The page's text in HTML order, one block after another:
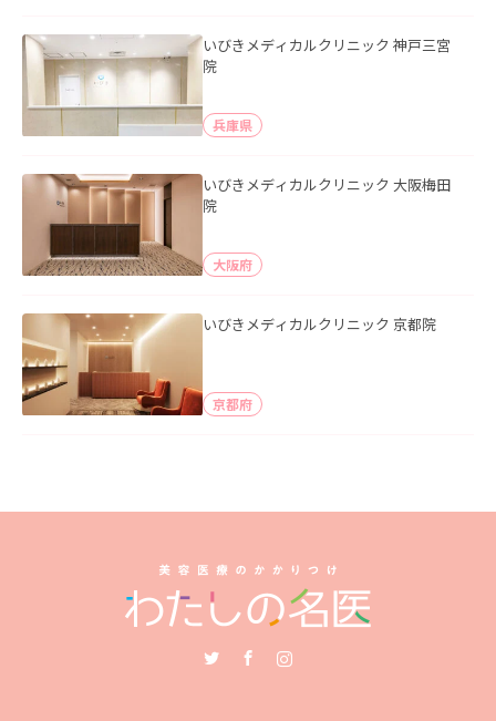
いびきメディカルクリニック 神戸三宮
院
兵庫県
いびきメディカルクリニック 大阪梅田
院
大阪府
いびきメディカルクリニック 京都院
京都府